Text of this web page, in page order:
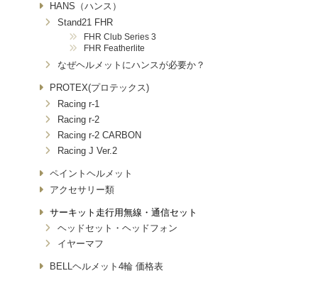
HANS（ハンス）
Stand21 FHR
FHR Club Series 3
FHR Featherlite
なぜヘルメットにハンスが必要か？
PROTEX(プロテックス)
Racing r-1
Racing r-2
Racing r-2 CARBON
Racing J Ver.2
ペイントヘルメット
アクセサリー類
サーキット走行用無線・通信セット
ヘッドセット・ヘッドフォン
イヤーマフ
BELLヘルメット4輪 価格表